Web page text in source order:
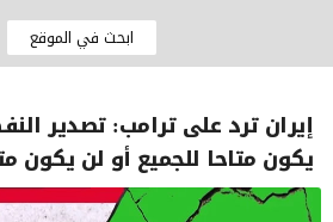
إيران ترد على ترامب: تصدير
يكون متاحا للجميع أو لن يكون